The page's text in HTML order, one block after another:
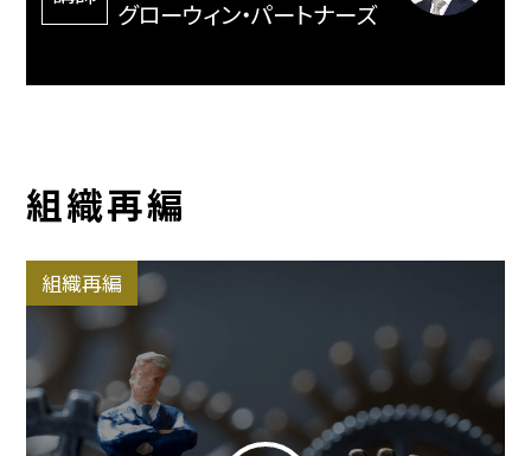
グローウィン・パートナーズ
組織再編
組織再編